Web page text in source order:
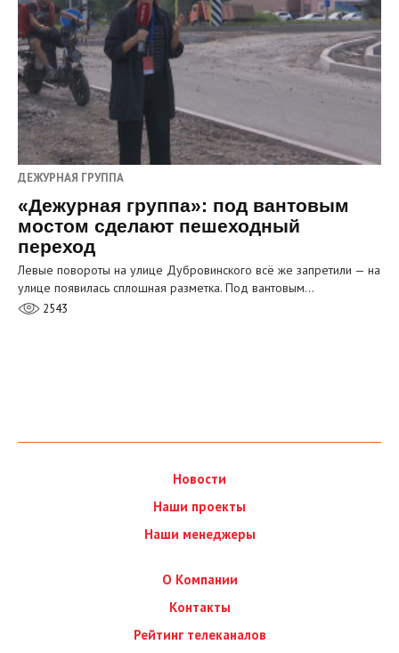
ДЕЖУРНАЯ ГРУППА
«Дежурная группа»: под вантовым
мостом сделают пешеходный
переход
Левые повороты на улице Дубровинского всё же запретили — на
улице появилась сплошная разметка. Под вантовым…
2543
Новости
Наши проекты
Наши менеджеры
О Компании
Контакты
Рейтинг телеканалов